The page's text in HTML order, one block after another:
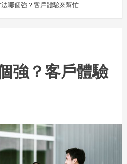
哪個強？客戶體驗來幫忙
強？客戶體驗